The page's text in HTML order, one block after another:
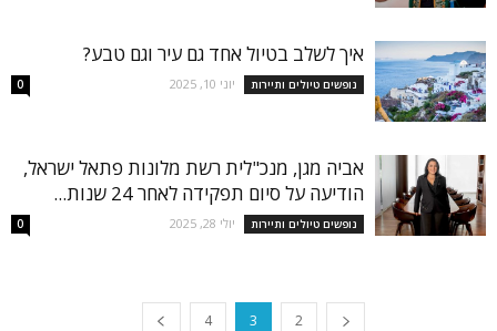
איך לשלב בטיול אחד גם עיר וגם טבע?
נופשים טיולים ותיירות יוני 10, 2025 0
אביה מגן, מנכ"לית רשת מלונות פתאל ישראל,
הודיעה על סיום תפקידה לאחר 24 שנות...
נופשים טיולים ותיירות יולי 28, 2025 0
2
3
4